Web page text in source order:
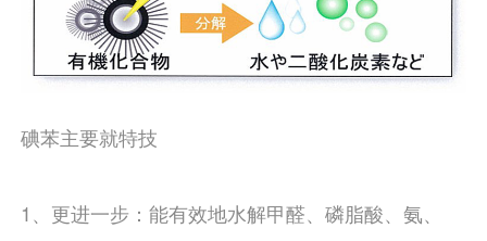
碘苯主要就特技
1、更进一步：能有效地水解甲醛、磷脂酸、氨、